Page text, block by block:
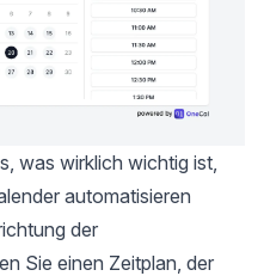
was wirklich wichtig ist,
automatisieren
der
Sie einen Zeitplan, der